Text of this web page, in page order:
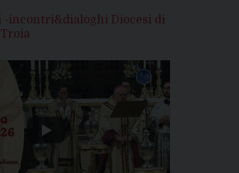
-incontri&dialoghi Diocesi di